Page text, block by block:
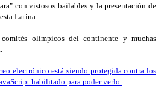
con vistosos bailables y la presentación de
Latina.
olímpicos del continente y muchas
electrónico está siendo protegida contra los
habilitado para poder verlo.